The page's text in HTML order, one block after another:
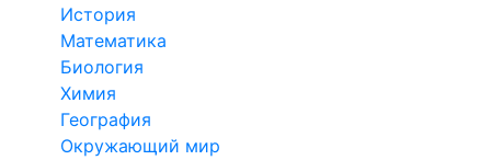
История
Математика
Биология
Химия
География
Окружающий мир